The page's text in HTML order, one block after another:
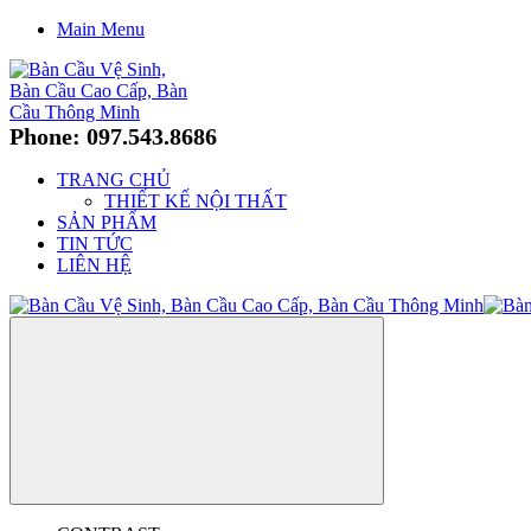
Main Menu
Phone: 097.543.8686
TRANG CHỦ
THIẾT KẾ NỘI THẤT
SẢN PHẨM
TIN TỨC
LIÊN HỆ